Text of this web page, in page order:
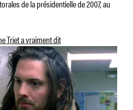
de la présidentielle de 2007, au
Triet a vraiment dit